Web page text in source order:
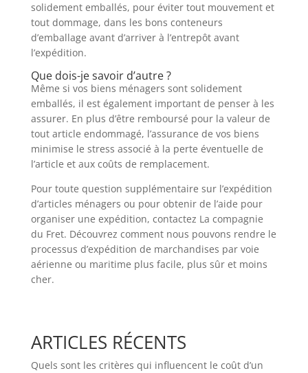
solidement emballés, pour éviter tout mouvement et
tout dommage, dans les bons conteneurs
d’emballage avant d’arriver à l’entrepôt avant
l’expédition.
Que dois-je savoir d’autre ?
Même si vos biens ménagers sont solidement
emballés, il est également important de penser à les
assurer. En plus d’être remboursé pour la valeur de
tout article endommagé, l’assurance de vos biens
minimise le stress associé à la perte éventuelle de
l’article et aux coûts de remplacement.
Pour toute question supplémentaire sur l’expédition
d’articles ménagers ou pour obtenir de l’aide pour
organiser une expédition, contactez La compagnie
du Fret. Découvrez comment nous pouvons rendre le
processus d’expédition de marchandises par voie
aérienne ou maritime plus facile, plus sûr et moins
cher.
ARTICLES RÉCENTS
Quels sont les critères qui influencent le coût d’un